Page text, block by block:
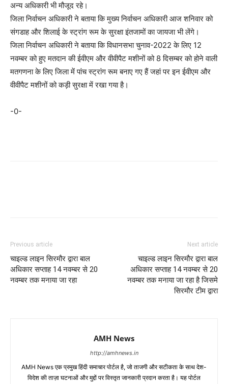
अन्य अधिकारी भी मौजूद रहे।
जिला निर्वाचन अधिकारी ने बताया कि मुख्य निर्वाचन अधिकारी आज शनिवार को
संगडाह और शिलाई के स्ट्रांग रूम के सुरक्षा इंतजामों का जायजा भी लेंगे।
जिला निर्वाचन अधिकारी ने बताया कि विधानसभा चुनाव-2022 के लिए 12
नवम्बर को हुए मतदान की ईवीएम और वीवीपैट मशीनों को 8 दिसम्बर को होने वाली
मतगणना के लिए जिला में पांच स्ट्रांग रूम बनाए गए हैं जहां पर इन ईवीएम और
वीवीपैट मशीनों को कड़ी सुरक्षा में रखा गया है।
-0-
Previous article
चाइल्ड लाइन सिरमौर द्वारा बाल
अधिकार सप्ताह 14 नवम्बर से 20
नवम्बर तक मनाया जा रहा
Next article
चाइल्ड लाइन सिरमौर द्वारा बाल
अधिकार सप्ताह 14 नवम्बर से 20
नवम्बर तक मनाया जा रहा है जिसमे
सिरमौर टीम द्वारा
AMH News
http://amhnews.in
AMH News एक प्रमुख हिंदी समाचार पोर्टल है, जो ताजगी और सटीकता के साथ देश-
विदेश की ताज़ा घटनाओं और मुद्दों पर विस्तृत जानकारी प्रदान करता है। यह पोर्टल